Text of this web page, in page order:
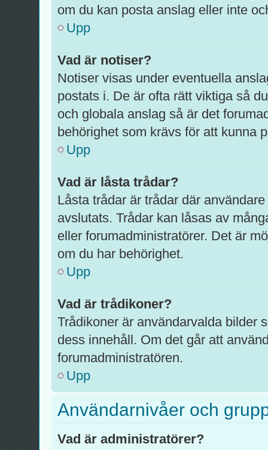
om du kan posta anslag eller inte
Upp
Vad är notiser?
Notiser visas under eventuella
postats i. De är ofta rätt viktiga så
och globala anslag så är det
behörighet som krävs för att kunna
Upp
Vad är låsta trådar?
Låsta trådar är trådar där
avslutats. Trådar kan låsas av
eller forumadministratörer. Det är
om du har behörighet.
Upp
Vad är trådikoner?
Trådikoner är användarvalda bilder
dess innehåll. Om det går att
forumadministratören.
Upp
Användarnivåer och
Vad är administratörer?